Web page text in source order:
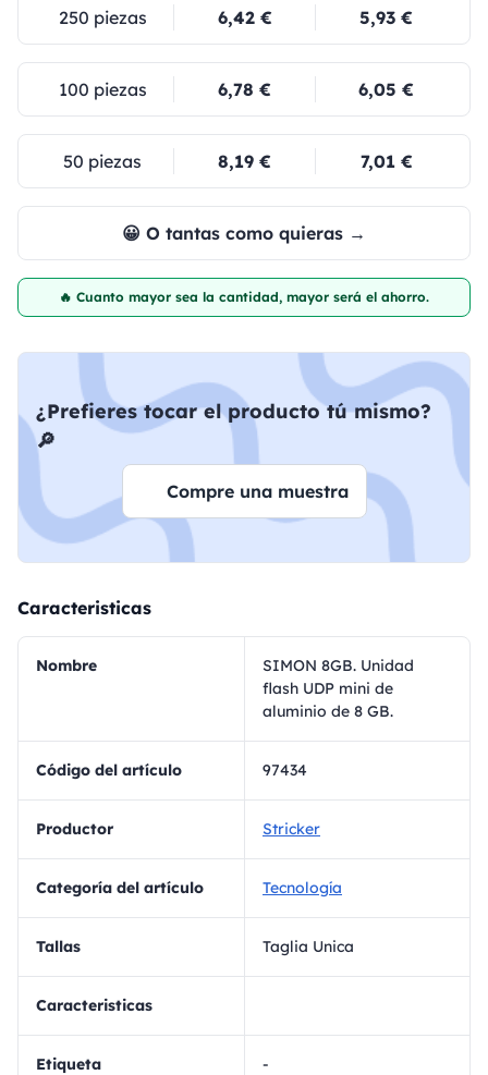
250 piezas 6,42 € 5,93 €
100 piezas 6,78 € 6,05 €
50 piezas 8,19 € 7,01 €
😀 O tantas como quieras →
🔥 Cuanto mayor sea la cantidad, mayor será el ahorro.
¿Prefieres tocar el producto tú mismo?
🔎
Compre una muestra
Caracteristicas
Nombre
SIMON 8GB. Unidad
flash UDP mini de
aluminio de 8 GB.
Código del artículo 97434
Productor Stricker
Categoría del artículo Tecnología
Tallas Taglia Unica
Caracteristicas
Etiqueta -